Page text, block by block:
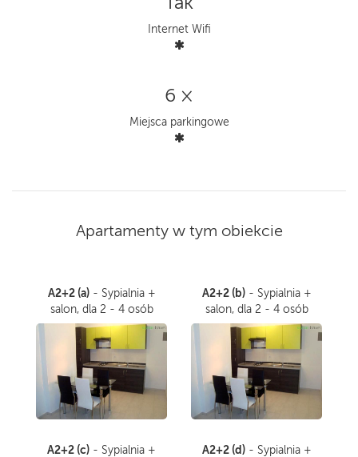
Internet Wifi
6 ×
Miejsca parkingowe
Apartamenty w tym obiekcie
A2+2 (a)- Sypialnia +
salon, dla 2 - 4 osób
A2+2 (b)- Sypialnia +
salon, dla 2 - 4 osób
A2+2 (c) - Sypialnia +
A2+2 (d)- Sypialnia +